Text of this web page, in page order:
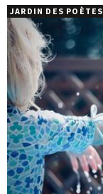
JARDIN DES POÈTES